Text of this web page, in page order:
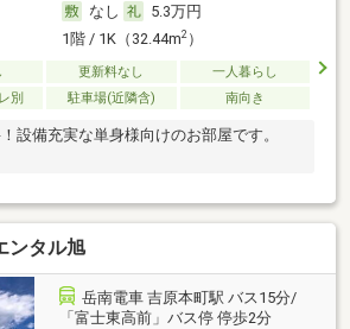
なし
5.3万円
1階 / 1K（32.44m2）
更新料なし
一人暮らし
別
駐車場(近隣含) 南向き
設備充実な単身様向けのお部屋です。
ンタル旭
岳南電車 吉原本町駅 バス15分/
「富士東高前」バス停 停歩2分